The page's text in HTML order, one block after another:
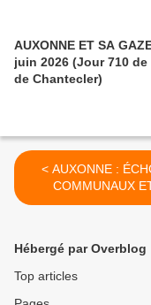
AUXONNE ET SA
juin 2026 (Jour 710
de Chantecler)
< AUXONNE : ÉCHOS
COMMUNAUX
IMPÉRIAUX - du 06
Hébergé par Overblog
Top articles